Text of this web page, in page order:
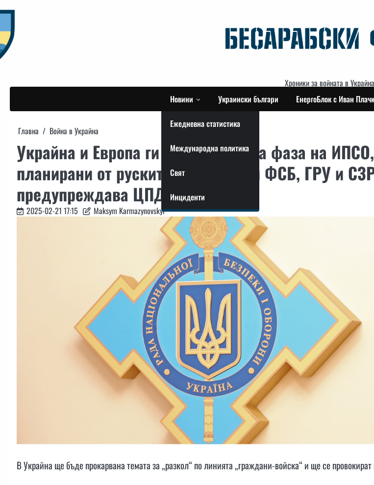
to
content
Хроники за войната в Украйна
Новини
Ежедневна статистика
Международна политика
Свят
Инциденти
Украински българи ЕнергоБлок с Иван
Главна Война в Украйна
Украйна и Европа ги очаква гореща фаза на ИПСО,
планирани от руските спецслужби ФСБ, ГРУ и
предупреждава ЦПД на СНБО.
2025-02-21 17:15 Maksym Karmazynovskyi
В Украйна ще бъде прокарвана темата за „разкол“ по линията „граждани-войска“ и ще се провокират